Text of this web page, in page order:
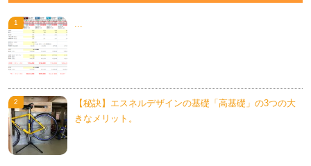
...
【秘訣】エスネルデザインの基礎「高基礎」の3つの大
きなメリット。